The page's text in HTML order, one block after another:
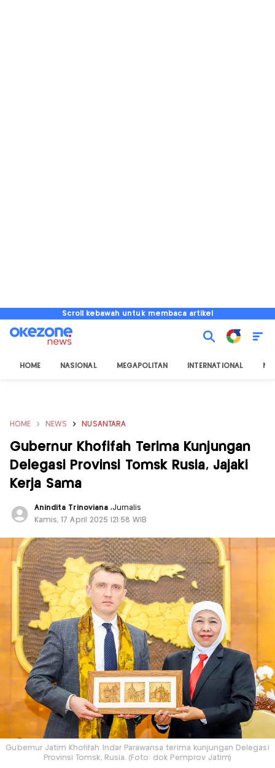
Scroll kebawah untuk membaca artikel
HOME NASIONAL MEGAPOLITAN INTERNATIONAL
HOME NEWS NUSANTARA
Gubernur Khofifah Terima Kunjungan
Delegasi Provinsi Tomsk Rusia, Jajaki
Kerja Sama
Anindita Trinoviana ,Jurnalis
Kamis, 17 April 2025 |21:58 WIB
Gubernur Jatim Khofifah Indar Parawansa terima kunjungan Delegasi
Provinsi Tomsk, Rusia. (Foto: dok Pemprov Jatim)